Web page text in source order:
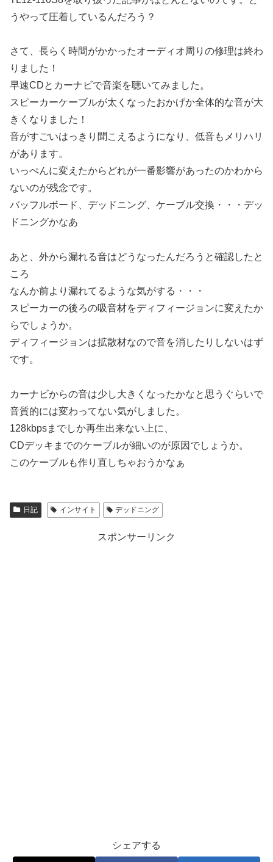
うやって圧着しているんだろう？
さて、長らく時間がかかったオーディオ周りの修理は終わ
りました！
早速CDとカーナビで音楽を聴いてみました。
スピーカーケーブルが太くなったおかげか全体的な音が大
きくなりました！
音がすごいはっきり聞こえるようになり、低音もメリハリ
があります。
いっぺんに変えたからどれが一番影響があったのかわから
ないのが残念です。
バッフルボード、デッドニング、ケーブル交換・・・デッ
ドニングかなあ
あと、外から漏れる音はどうなったんだろうと確認したと
ころ
なんか前より漏れてるような気がする・・・
スピーカーの後ろの吸音材をディフィージョンに変えたか
らでしょうか。
ディフィージョンは拡散材なので音を消したりしないはず
です。
カーナビからの音は少し大きくなったかなと思うぐらいで
音質的には変わってない気がしました。
128kbpsまでしか再生出来ない上に、
CDデッキまでのケーブルが細いのが原因でしょうか。
このケーブルも作り直しちゃおうかなぁ
日記 インサイト デッドニング
スポンサーリンク
シェアする